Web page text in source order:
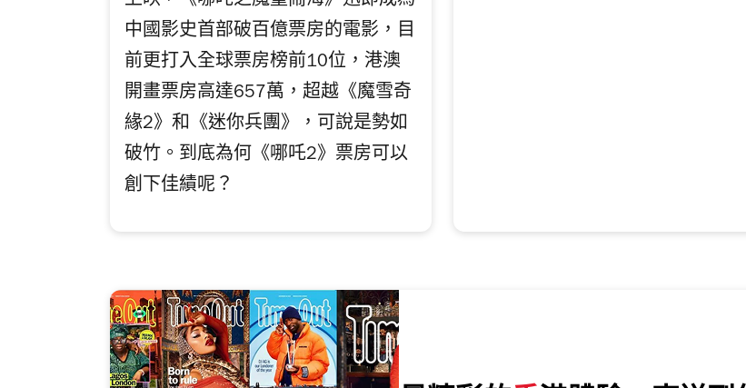
中國影史首部破百億票房的電影，目
前更打入全球票房榜前10位，港澳
開畫票房高達657萬，超越《魔雪奇
緣2》和《迷你兵團》，可說是勢如
破竹。到底為何《哪吒2》票房可以
創下佳績呢？